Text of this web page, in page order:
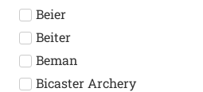
Beier
Beiter
Beman
Bicaster Archery